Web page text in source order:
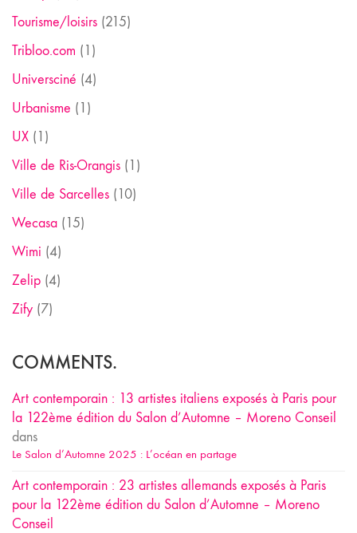
Tourisme/loisirs (215)
Tribloo.com (1)
Universciné (4)
Urbanisme (1)
UX (1)
Ville de Ris-Orangis (1)
Ville de Sarcelles (10)
Wecasa (15)
Wimi (4)
Zelip (4)
Zify (7)
COMMENTS.
Art contemporain : 13 artistes italiens exposés à Paris pour
la 122ème édition du Salon d’Automne – Moreno Conseil
dans
Le Salon d’Automne 2025 : L’océan en partage
Art contemporain : 23 artistes allemands exposés à Paris
pour la 122ème édition du Salon d’Automne – Moreno
Conseil